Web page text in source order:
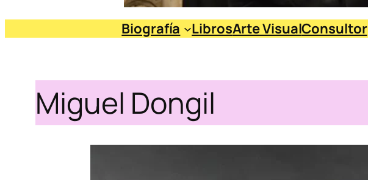
Biografía LibrosArte VisualConsultor
Miguel Dongil